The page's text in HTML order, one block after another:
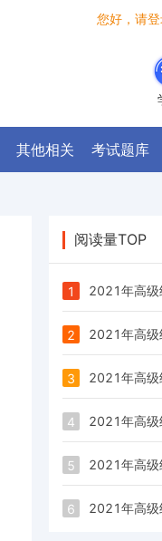
您好，请
其他相关 考试题库
阅读量TOP
1
2
3
4
5
6